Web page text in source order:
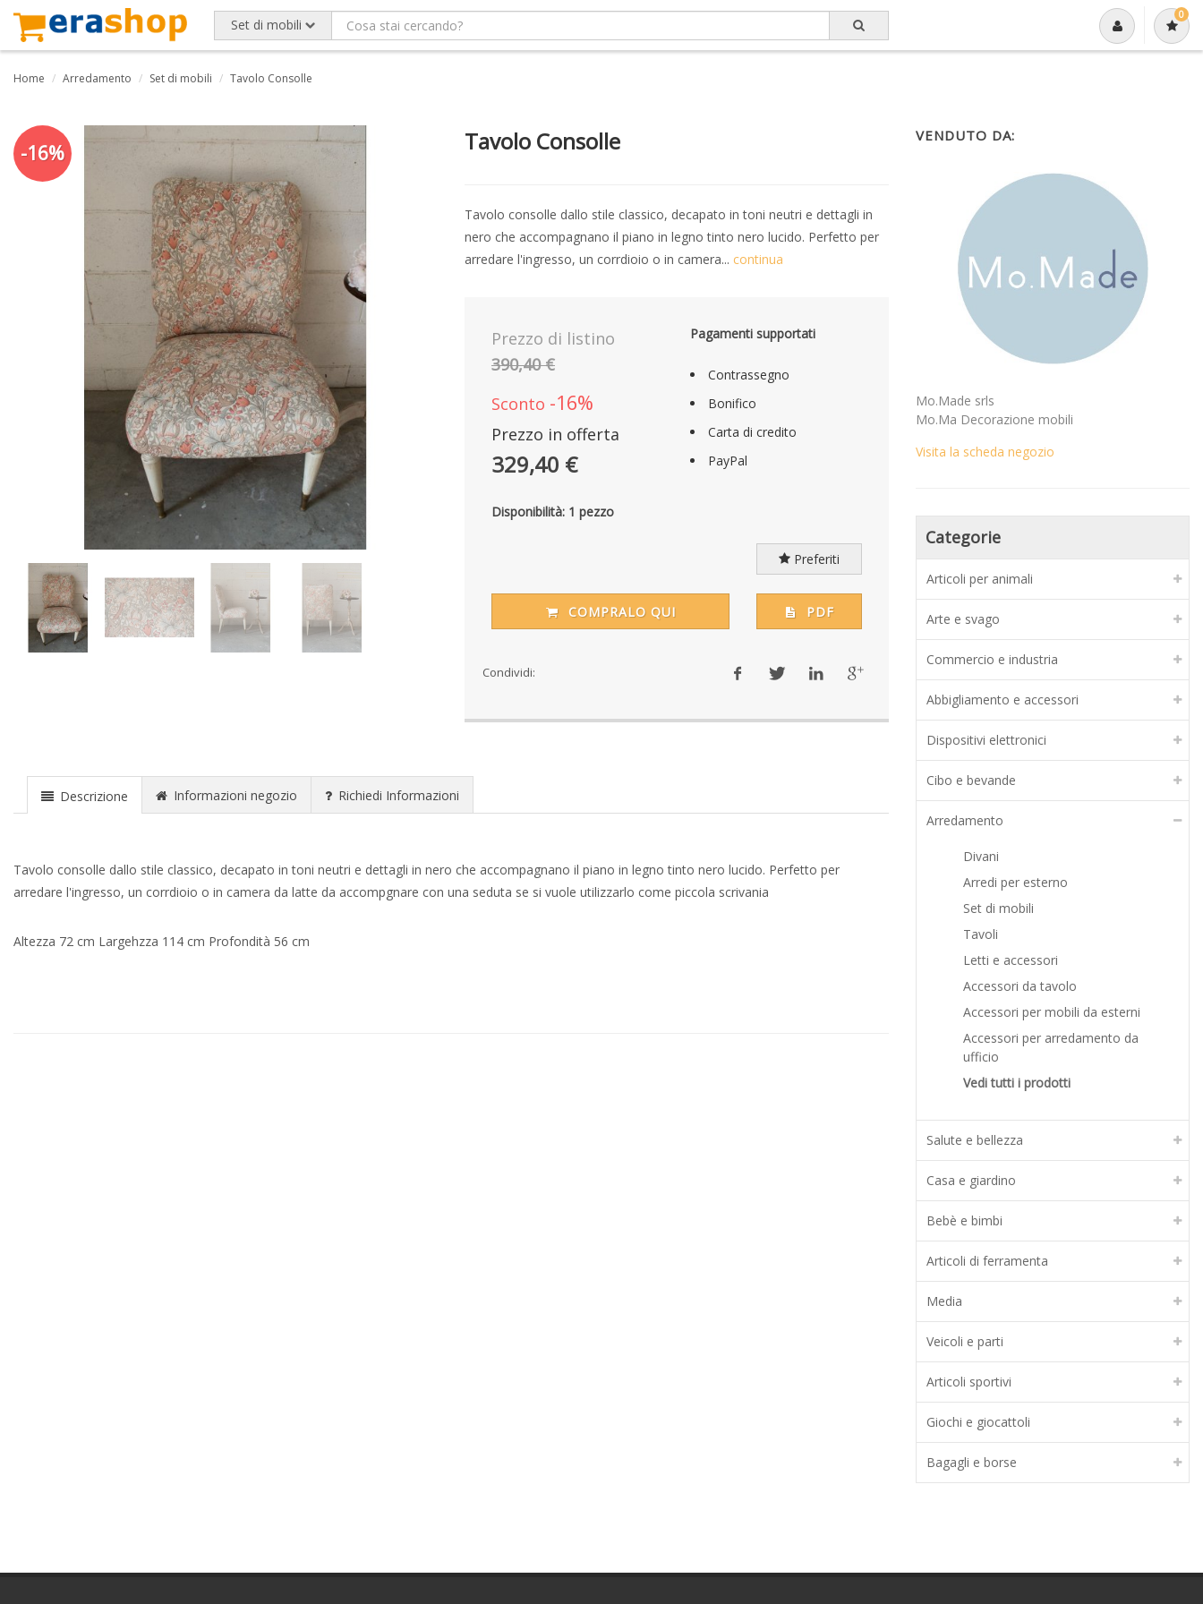
Set di mobili
0
Home Arredamento Set di mobili Tavolo Consolle
-16% Tavolo Consolle
Tavolo consolle dallo stile classico, decapato in toni neutri e dettagli in
nero che accompagnano il piano in legno tinto nero lucido. Perfetto per
arredare l'ingresso, un corrdioio o in camera... continua
Prezzo di listino
390,40 €
Sconto -16%
Prezzo in offerta
329,40 €
Pagamenti supportati
Contrassegno
Bonifico
Carta di credito
PayPal
Disponibilità: 1 pezzo
Preferiti
COMPRALO QUI PDF
Condividi:
Descrizione Informazioni negozio Richiedi Informazioni
Tavolo consolle dallo stile classico, decapato in toni neutri e dettagli in nero che accompagnano il piano in legno tinto nero lucido. Perfetto per
arredare l'ingresso, un corrdioio o in camera da latte da accompgnare con una seduta se si vuole utilizzarlo come piccola scrivania
Altezza 72 cm Largehzza 114 cm Profondità 56 cm
VENDUTO DA:
Mo.Made srls
Mo.Ma Decorazione mobili
Visita la scheda negozio
Categorie
Articoli per animali
Arte e svago
Commercio e industria
Abbigliamento e accessori
Dispositivi elettronici
Cibo e bevande
Arredamento
Divani
Arredi per esterno
Set di mobili
Tavoli
Letti e accessori
Accessori da tavolo
Accessori per mobili da esterni
Accessori per arredamento da
ufficio
Vedi tutti i prodotti
Salute e bellezza
Casa e giardino
Bebè e bimbi
Articoli di ferramenta
Media
Veicoli e parti
Articoli sportivi
Giochi e giocattoli
Bagagli e borse